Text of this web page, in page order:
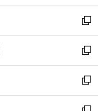
ウ
で
開
く
ン
ド
ウ
で
開
く
新
し
い
ウ
ィ
ン
新
し
い
ウ
新
し